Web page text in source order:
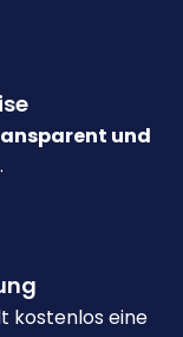
und
kostenlos eine